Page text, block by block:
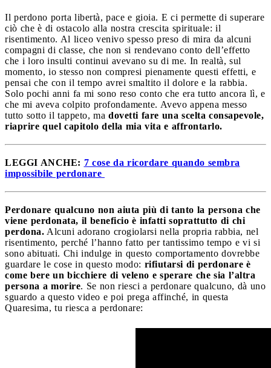
Il perdono porta libertà, pace e gioia. E ci permette di superare
ciò che è di ostacolo alla nostra crescita spirituale: il
risentimento. Al liceo venivo spesso preso di mira da alcuni
compagni di classe, che non si rendevano conto dell’effetto
che i loro insulti continui avevano su di me. In realtà, sul
momento, io stesso non compresi pienamente questi effetti, e
pensai che con il tempo avrei smaltito il dolore e la rabbia.
Solo pochi anni fa mi sono reso conto che era tutto ancora lì, e
che mi aveva colpito profondamente. Avevo appena messo
tutto sotto il tappeto, ma dovetti fare una scelta consapevole,
riaprire quel capitolo della mia vita e affrontarlo.
LEGGI ANCHE: 7 cose da ricordare quando sembra
impossibile perdonare
Perdonare qualcuno non aiuta più di tanto la persona che
viene perdonata, il beneficio è infatti soprattutto di chi
perdona. Alcuni adorano crogiolarsi nella propria rabbia, nel
risentimento, perché l’hanno fatto per tantissimo tempo e vi si
sono abituati. Chi indulge in questo comportamento dovrebbe
guardare le cose in questo modo: rifiutarsi di perdonare è
come bere un bicchiere di veleno e sperare che sia l’altra
persona a morire. Se non riesci a perdonare qualcuno, dà uno
sguardo a questo video e poi prega affinché, in questa
Quaresima, tu riesca a perdonare: